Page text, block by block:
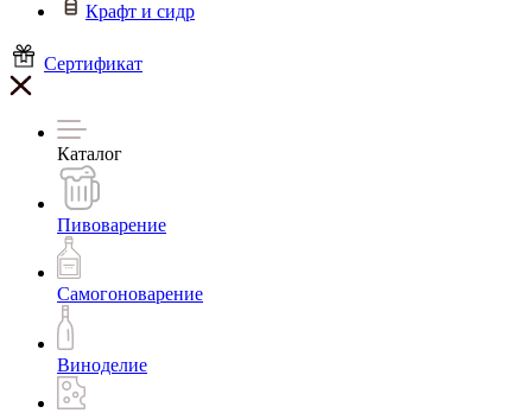
Крафт и сидр
Сертификат
Каталог
Пивоварение
Самогоноварение
Виноделие